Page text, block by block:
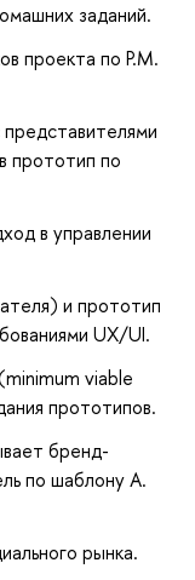
заданий.
проекта по Р.М.
прототип по
в управлении
и прототип
UX/UI.
viable
прототипов.
бренд-
по шаблону А.
рынка.